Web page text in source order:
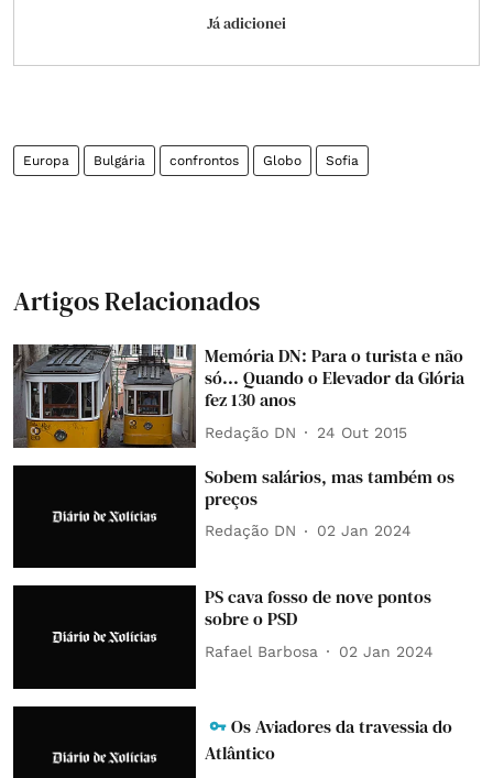
Já adicionei
Europa Bulgária confrontos Globo Sofia
Artigos Relacionados
Memória DN: Para o turista e não
só... Quando o Elevador da Glória
fez 130 anos
Redação DN 24 Out 2015
Sobem salários, mas também os
preços
Redação DN 02 Jan 2024
PS cava fosso de nove pontos
sobre o PSD
Rafael Barbosa 02 Jan 2024
Os Aviadores da travessia do
Atlântico